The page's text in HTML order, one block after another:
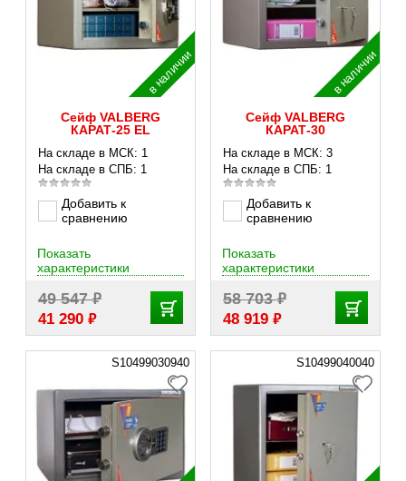
в наличии
Сейф VALBERG
КАРАТ-25 EL
На складе в МСК: 1
На складе в СПБ: 1
Добавить к
сравнению
49 547₽
41 290 ₽
Показать
характеристики
в наличии
Сейф VALBERG
КАРАТ-30
На складе в МСК: 3
На складе в СПБ: 1
Добавить к
сравнению
58 703₽
48 919 ₽
Показать
характеристики
S10499030940 S10499040040